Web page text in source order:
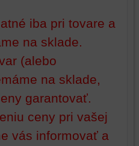
iba pri tovare a
na sklade.
(alebo
na sklade,
garantovať.
ceny pri vašej
vás informovať a